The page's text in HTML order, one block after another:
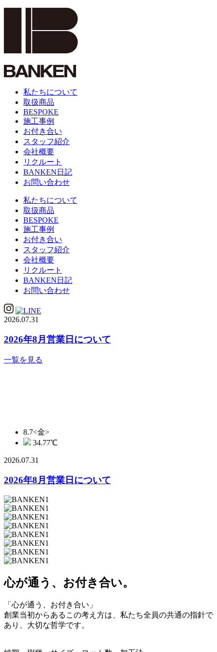
私たちについて
取扱商品
BESPOKE
施工事例
お付き合い
スタッフ紹介
会社概要
リクルート
BANKEN日記
お問い合わせ
私たちについて
取扱商品
BESPOKE
施工事例
お付き合い
スタッフ紹介
会社概要
リクルート
BANKEN日記
お問い合わせ
2026.07.31
2026年8月営業日について
一覧を見る
8.7<金>
34.77℃
2026.07.31
2026年8月営業日について
心が通う、お付き合い。
「心が通う、お付き合い」
創業当初からあるこの考え方は、私たち全員の共通の指針で
あり、大切な哲学です。